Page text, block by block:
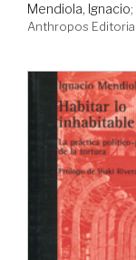
Mendiola, Ignacio;
Anthropos